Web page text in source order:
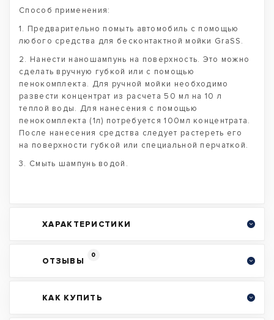
Способ применения:
1. Предварительно помыть автомобиль с помощью
любого средства для бесконтактной мойки GraSS.
2. Нанести наношампунь на поверхность. Это можно
сделать вручную губкой или с помощью
пенокомплекта. Для ручной мойки необходимо
развести концентрат из расчета 50 мл на 10 л
теплой воды. Для нанесения с помощью
пенокомплекта (1л) потребуется 100мл концентрата.
После нанесения средства следует растереть его
на поверхности губкой или специальной перчаткой.
3. Смыть шампунь водой.
ХАРАКТЕРИСТИКИ
ОТЗЫВЫ
0
КАК КУПИТЬ